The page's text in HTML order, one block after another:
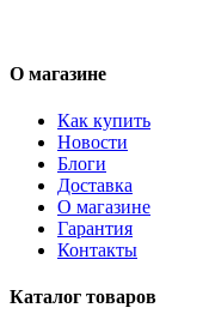
О магазине
Как купить
Новости
Блоги
Доставка
О магазине
Гарантия
Контакты
Каталог товаров